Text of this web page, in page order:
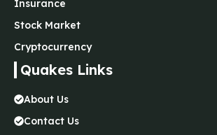
Insurance
Stock Market
Cryptocurrency
Quakes Links
About Us
Contact Us